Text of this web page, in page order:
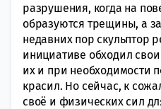
разрушения, когда на
образуются трещины, а
недавних пор скульптор
инициативе обходил
их и при необходимости
красил. Но сейчас, к
своё и физических сил